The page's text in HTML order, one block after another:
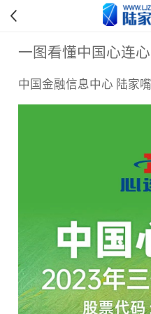
一图看懂中国心连
中国金融信息中心 陆家